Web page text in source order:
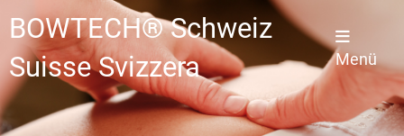
BOWTECH® Schweiz
Suisse Svizzera
Menü